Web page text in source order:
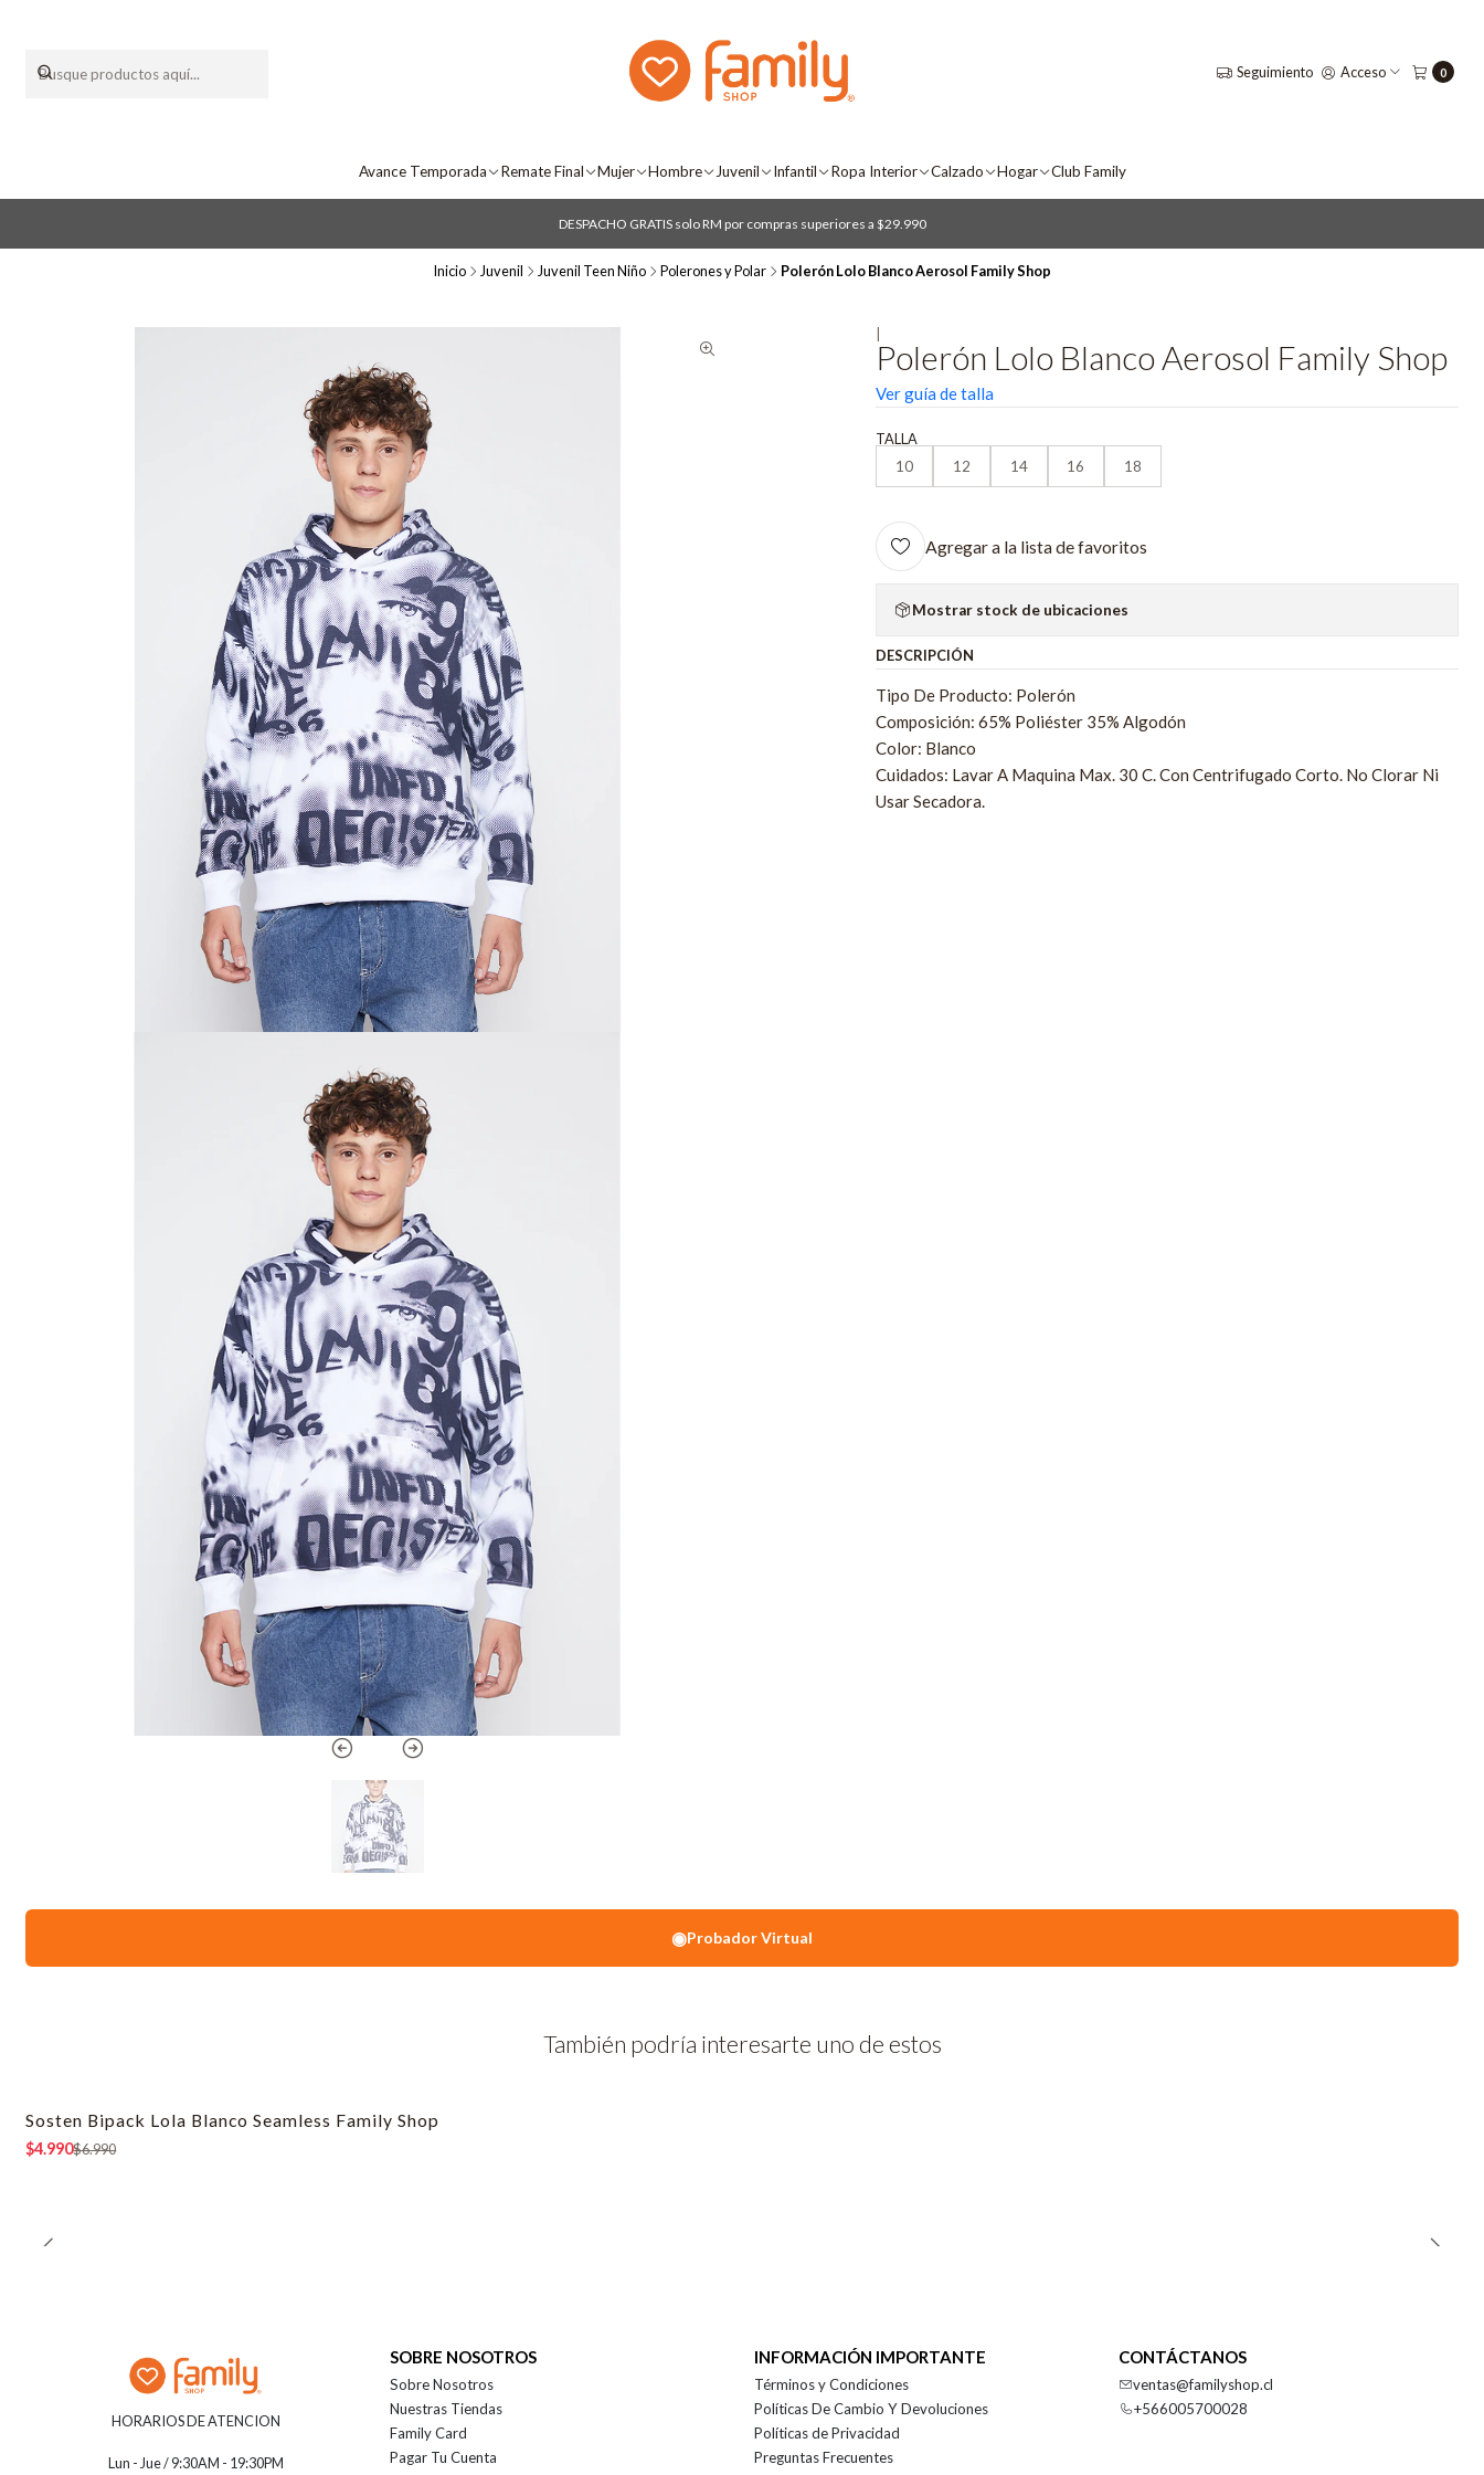
Seguimiento Acceso 0
Avance Temporada Remate Final Mujer Hombre Juvenil Infantil Ropa Interior Calzado Hogar Club Family
DESPACHO GRATIS solo RM por compras superiores a $29.990
Inicio Juvenil Juvenil Teen Niño Polerones y Polar Polerón Lolo Blanco Aerosol Family Shop
Polerón Lolo Blanco Aerosol Family Shop
Ver guía de talla
TALLA
10
12 14 16 18
Agregar a la lista de favoritos
Mostrar stock de ubicaciones
DESCRIPCIÓN
Tipo De Producto: Polerón
Composición: 65% Poliéster 35% Algodón
Color: Blanco
Cuidados: Lavar A Maquina Max. 30 C. Con Centrifugado Corto. No Clorar Ni
Usar Secadora.
◉Probador Virtual
También podría interesarte uno de estos
-29% OFF
Sosten Bipack Lola Blanco Seamless Family Shop
$4.990$6.990
HORARIOS DE ATENCION
Lun - Jue / 9:30AM - 19:30PM
SOBRE NOSOTROS
Sobre Nosotros
Nuestras Tiendas
Family Card
Pagar Tu Cuenta
INFORMACIÓN IMPORTANTE
Términos y Condiciones
Políticas De Cambio Y Devoluciones
Políticas de Privacidad
Preguntas Frecuentes
CONTÁCTANOS
ventas@familyshop.cl
+566005700028